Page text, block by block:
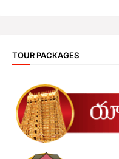
TOUR PACKAGES